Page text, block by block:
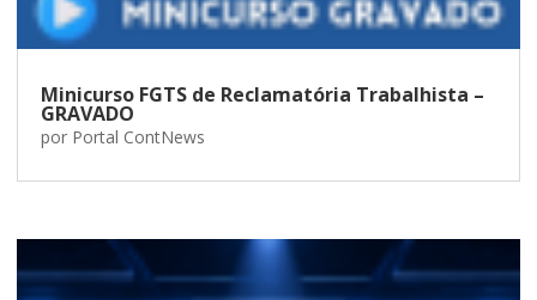
Minicurso FGTS de Reclamatória Trabalhista –
GRAVADO
por Portal ContNews